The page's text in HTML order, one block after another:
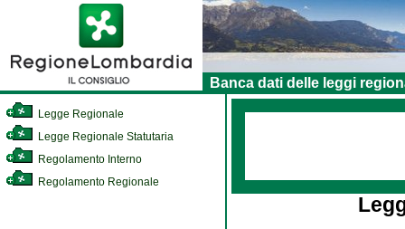
Banca dati delle leggi
Legge Regionale
Legge Regionale Statutaria
Regolamento Interno
Regolamento Regionale